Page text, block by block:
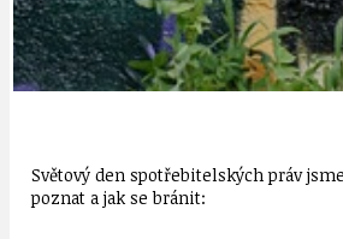
Světový den spotřebitelských práv
poznat a jak se bránit: